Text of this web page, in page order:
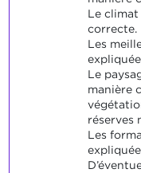
Le
correcte.
Les
Le
manière
réserves
Les